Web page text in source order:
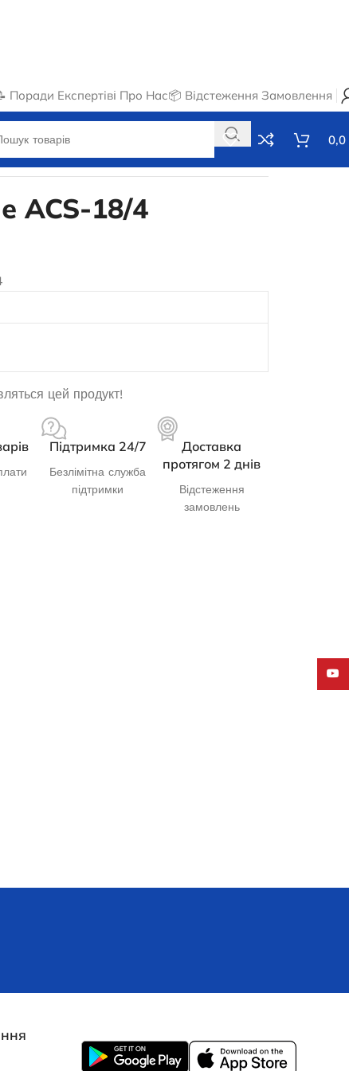
Поради Експертівℹ️ Про Нас📦 Відстеження Замовлення
Немає в наявності
0,0
ACS-18/4
цей продукт!
Підтримка 24/7
Безлімітна служба
підтримки
Доставка
протягом 2 днів
Відстеження
замовлень